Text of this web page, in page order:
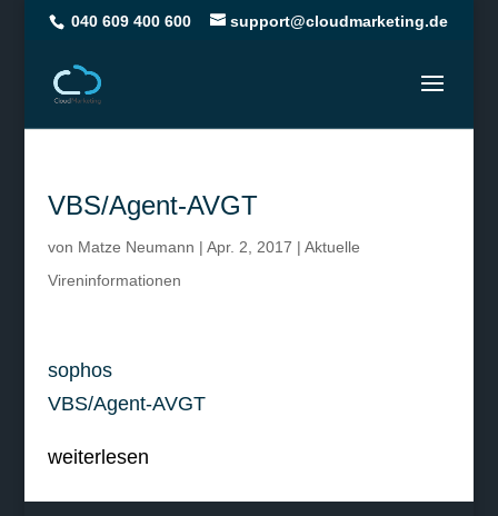
040 609 400 600 support@cloudmarketing.de
VBS/Agent-AVGT
von Matze Neumann | Apr. 2, 2017 | Aktuelle
Vireninformationen
sophos
VBS/Agent-AVGT
weiterlesen